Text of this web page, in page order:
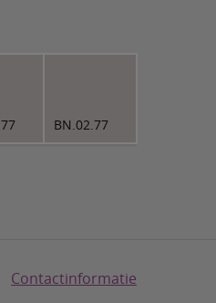
BN.02.77
Contactinformatie